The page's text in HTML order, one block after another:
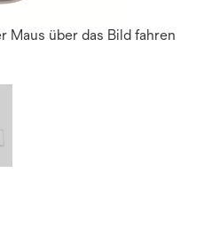
Maus über das Bild fahren